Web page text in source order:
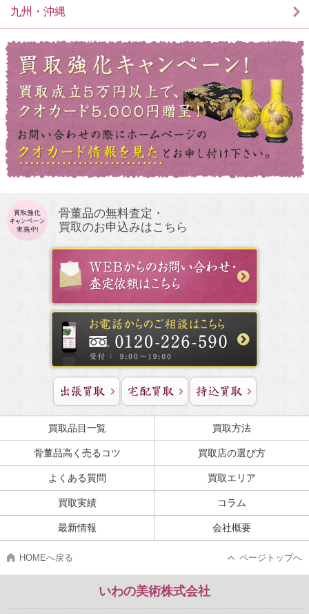
九州・沖縄
骨董品の無料査定・
買取のお申込みはこちら
買取品目一覧 買取方法
骨董品高く売るコツ 買取店の選び方
よくある質問 買取エリア
買取実績 コラム
最新情報 会社概要
HOMEへ戻る ページトップへ
いわの美術株式会社